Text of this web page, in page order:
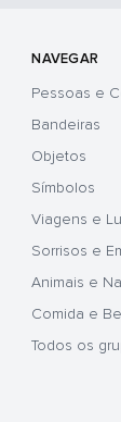
NAVEGAR
Pessoas e
Bandeiras
Objetos
Símbolos
Viagens e
Sorrisos e
Animais e
Comida e
Todos os